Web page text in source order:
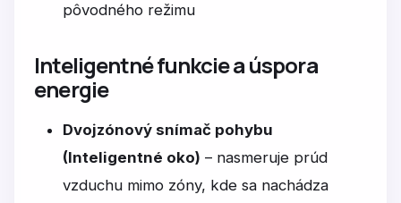
pôvodného režimu
Inteligentné funkcie a úspora
energie
Dvojzónový snímač pohybu
(Inteligentné oko) – nasmeruje prúd
vzduchu mimo zóny, kde sa nachádza